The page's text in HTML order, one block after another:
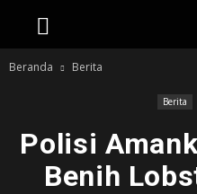
Beranda Berita
Berita
Polisi
Benih